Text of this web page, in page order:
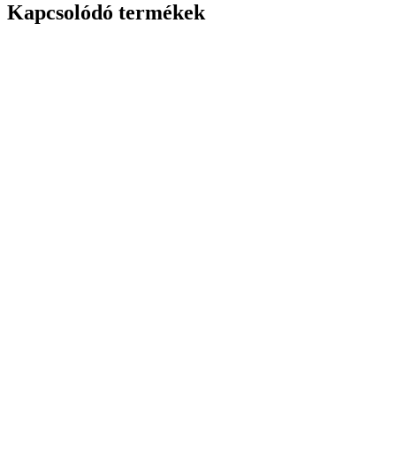
Kapcsolódó termékek